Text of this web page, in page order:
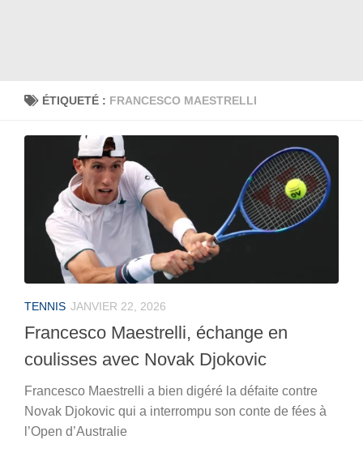
ÉTIQUETÉ : FRANCESCO MAESTRELLI
TENNIS JANVIER 22, 2026
Francesco Maestrelli, échange en
coulisses avec Novak Djokovic
Francesco Maestrelli a bien digéré la défaite contre
Novak Djokovic qui a interrompu son conte de fées à
l’Open d’Australie